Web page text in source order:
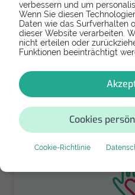
verbessern und um
Wenn Sie diesen
Daten wie das Surfverhalten
dieser Website verarbeiten.
nicht erteilen oder
Funktionen beeinträchtigt
Cookies
Cookie-Richtlinie
Refurbishtes/
Falls Dein Samsung
und Du Dich an Dein
erwirb als Ersatz